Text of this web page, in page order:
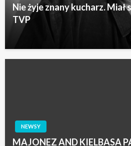
Nie żyje znany kucharz. Miał
TVP
NEWSY
MAJONEZ AND KIELBASA